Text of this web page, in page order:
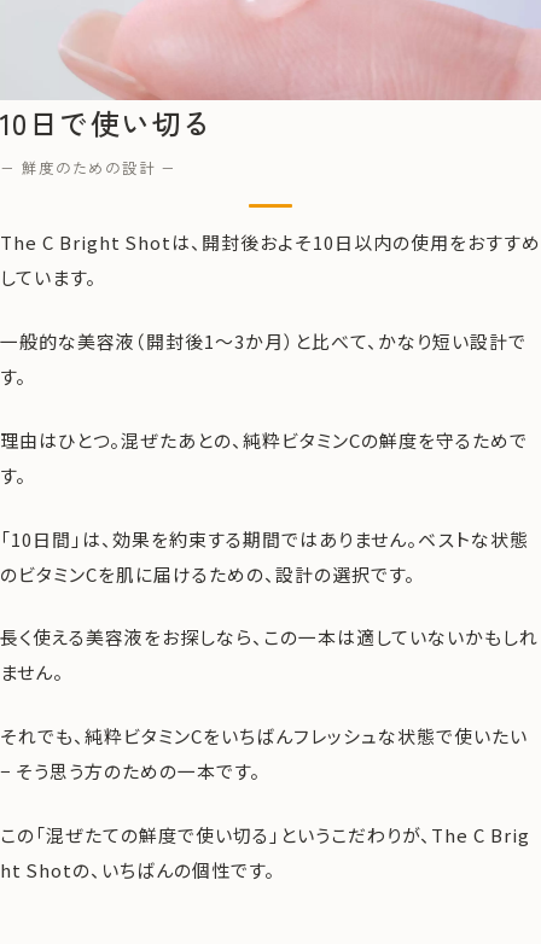
10日で使い切る
− 鮮度のための設計 −
The C Bright Shotは、開封後およそ10日以内の使用をおすすめ
しています。
一般的な美容液（開封後1〜3か月）と比べて、かなり短い設計で
す。
理由はひとつ。混ぜたあとの、純粋ビタミンCの鮮度を守るためで
す。
「10日間」は、効果を約束する期間ではありません。ベストな状態
のビタミンCを肌に届けるための、設計の選択です。
長く使える美容液をお探しなら、この一本は適していないかもしれ
ません。
それでも、純粋ビタミンCをいちばんフレッシュな状態で使いたい
− そう思う方のための一本です。
この「混ぜたての鮮度で使い切る」というこだわりが、The C Brig
ht Shotの、いちばんの個性です。